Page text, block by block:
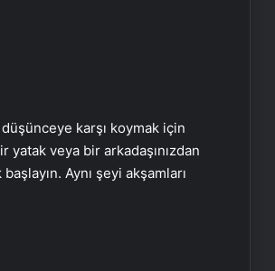
karşı koymak için
yatak veya bir arkadaşınızdan
Aynı şeyi akşamları